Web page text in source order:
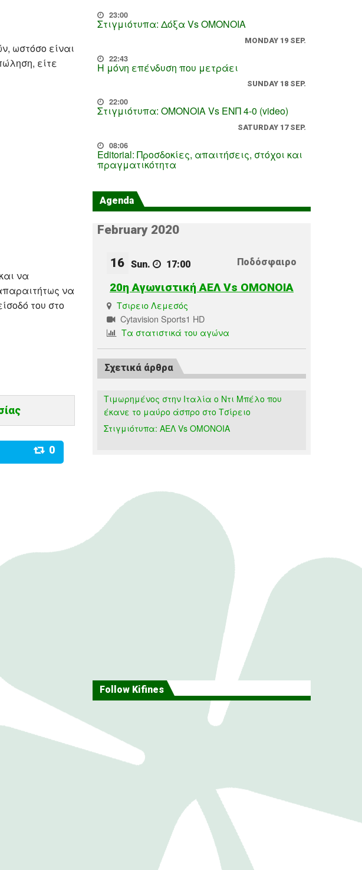
ωστόσο είναι
είτε
να
να
του στο
0
23:00
Στιγμιότυπα: Δόξα Vs OMONOIA
MONDAY 19 SEP.
22:43
Η μόνη επένδυση που μετράει
SUNDAY 18 SEP.
22:00
Στιγμιότυπα: ΟΜΟΝΟΙΑ Vs ΕΝΠ 4-0 (video)
SATURDAY 17 SEP.
08:06
Editorial: Προσδοκίες, απαιτήσεις, στόχοι και
πραγματικότητα
Agenda
February 2020
16 Sun. 17:00 Ποδόσφαιρο
20η Αγωνιστική ΑΕΛ Vs OMONOIA
Τσιρειο Λεμεσός
Cytavision Sports1 HD
Τα στατιστικά του αγώνα
Σχετικά άρθρα
Τιμωρημένος στην Ιταλία ο Ντι Μπέλο που
έκανε το μαύρο άσπρο στο Τσίρειο
Στιγμιότυπα: ΑΕΛ Vs ΟΜΟΝΟΙΑ
Follow Kifines